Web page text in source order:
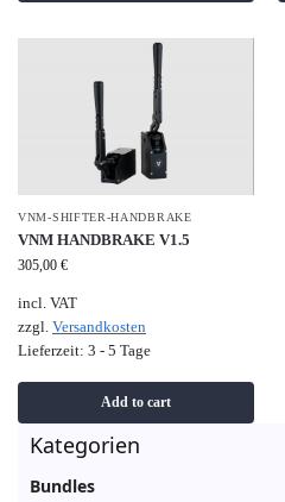
VNM-SHIFTER-HANDBRAKE
VNM HANDBRAKE V1.5
305,00 €
incl. VAT
zzgl. Versandkosten
Lieferzeit: 3 - 5 Tage
Add to cart
Kategorien
Bundles